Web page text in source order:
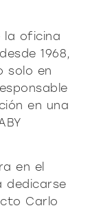
materioteca
la oficina
1968,
solo en
en una
en el
dedicarse
Carlo